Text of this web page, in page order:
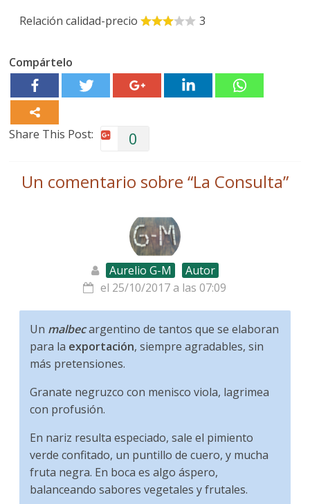
Relación calidad-precio 3
Compártelo
Share This Post: 0
Un comentario sobre “La Consulta”
Aurelio G-M
Autor
el 25/10/2017 a las 07:09
Un malbecargentino de tantos que se elaboran
para la exportación, siempre agradables, sin
más pretensiones.
Granate negruzco con menisco viola, lagrimea
con profusión.
En nariz resulta especiado, sale el pimiento
verde confitado, un puntillo de cuero, y mucha
fruta negra. En boca es algo áspero,
balanceando sabores vegetales y frutales.